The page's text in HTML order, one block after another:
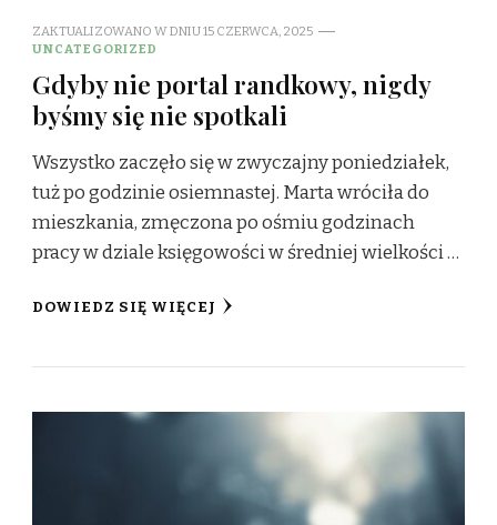
ZAKTUALIZOWANO W DNIU15 CZERWCA, 2025
UNCATEGORIZED
Gdyby nie portal randkowy, nigdy
byśmy się nie spotkali
Wszystko zaczęło się w zwyczajny poniedziałek,
tuż po godzinie osiemnastej. Marta wróciła do
mieszkania, zmęczona po ośmiu godzinach
pracy w dziale księgowości w średniej wielkości …
DOWIEDZ SIĘ WIĘCEJ